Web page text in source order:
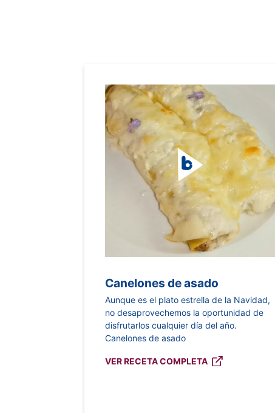
Canelones de asado
Aunque es el plato estrella de la Navidad,
no desaprovechemos la oportunidad de
disfrutarlos cualquier día del año.
Canelones de asado
VER RECETA COMPLETA